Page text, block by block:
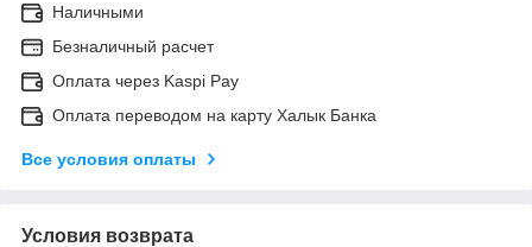
Наличными
Безналичный расчет
Оплата через Kaspi Pay
Оплата переводом на карту Халык Банка
Все условия оплаты
Условия возврата